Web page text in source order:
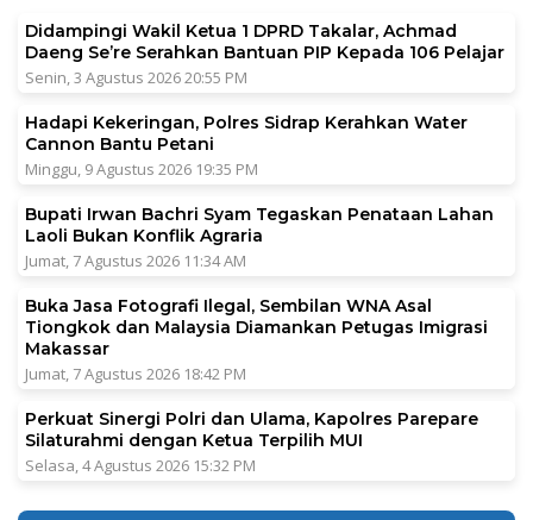
Didampingi Wakil Ketua 1 DPRD Takalar, Achmad
Daeng Se’re Serahkan Bantuan PIP Kepada 106 Pelajar
Senin, 3 Agustus 2026 20:55 PM
Hadapi Kekeringan, Polres Sidrap Kerahkan Water
Cannon Bantu Petani
Minggu, 9 Agustus 2026 19:35 PM
Bupati Irwan Bachri Syam Tegaskan Penataan Lahan
Laoli Bukan Konflik Agraria
Jumat, 7 Agustus 2026 11:34 AM
Buka Jasa Fotografi Ilegal, Sembilan WNA Asal
Tiongkok dan Malaysia Diamankan Petugas Imigrasi
Makassar
Jumat, 7 Agustus 2026 18:42 PM
Perkuat Sinergi Polri dan Ulama, Kapolres Parepare
Silaturahmi dengan Ketua Terpilih MUI
Selasa, 4 Agustus 2026 15:32 PM